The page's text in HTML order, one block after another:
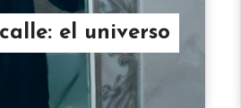
el universo